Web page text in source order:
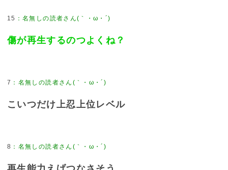
15
傷が再生するのつよくね？
7
こいつだけ上忍上位レベル
8